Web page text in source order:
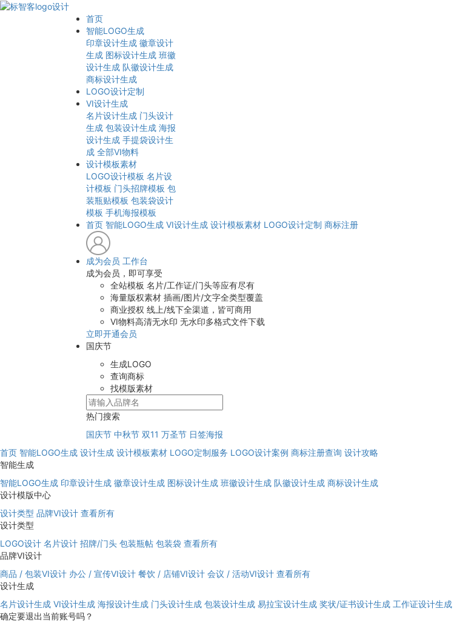
首页
智能LOGO生成
印章设计生成 徽章设计
生成 图标设计生成 班徽
设计生成 队徽设计生成
商标设计生成
LOGO设计定制
VI设计生成
名片设计生成 门头设计
生成 包装设计生成 海报
设计生成 手提袋设计生
成 全部VI物料
设计模板素材
LOGO设计模板 名片设
计模板 门头招牌模板 包
装瓶贴模板 包装袋设计
模板 手机海报模板
首页 智能LOGO生成 VI设计生成 设计模板素材 LOGO设计定制 商标注册
成为会员 工作台
成为会员，即可享受
全站模板 名片/工作证/门头等应有尽有
海量版权素材 插画/图片/文字全类型覆盖
商业授权 线上/线下全渠道，皆可商用
VI物料高清无水印 无水印多格式文件下载
立即开通会员
国庆节
生成LOGO
查询商标
找模版素材
热门搜索
国庆节 中秋节 双11 万圣节 日签海报
首页 智能LOGO生成 设计生成 设计模板素材 LOGO定制服务 LOGO设计案例 商标注册查询 设计攻略
智能生成
智能LOGO生成 印章设计生成 徽章设计生成 图标设计生成 班徽设计生成 队徽设计生成 商标设计生成
设计模版中心
设计类型 品牌VI设计 查看所有
设计类型
LOGO设计 名片设计 招牌/门头 包装瓶帖 包装袋 查看所有
品牌VI设计
商品 / 包装VI设计 办公 / 宣传VI设计 餐饮 / 店铺VI设计 会议 / 活动VI设计 查看所有
设计生成
名片设计生成 VI设计生成 海报设计生成 门头设计生成 包装设计生成 易拉宝设计生成 奖状/证书设计生成 工作证设计生成
确定要退出当前账号吗？